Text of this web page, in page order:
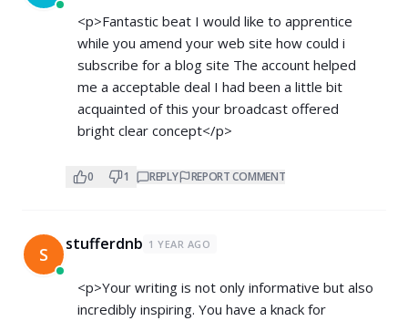
<p>Fantastic beat I would like to apprentice
while you amend your web site how could i
subscribe for a blog site The account helped
me a acceptable deal I had been a little bit
acquainted of this your broadcast offered
bright clear concept</p>
0 1 REPLY REPORT COMMENT
S stufferdnb 1 YEAR AGO
<p>Your writing is not only informative but also
incredibly inspiring. You have a knack for